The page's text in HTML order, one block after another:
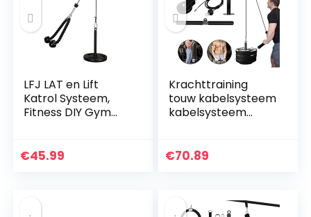
LFJ LAT en Lift
Katrol Systeem,
Fitness DIY Gym
Training Oefening
€45.99
Krachttraining
touw kabelsysteem
kabelsysteem
machine 2
€70.89